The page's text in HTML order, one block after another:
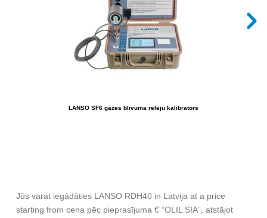
LANSO SF6 gāzes blīvuma releju kalibrators
Jūs varat iegādāties LANSO RDH40 in Latvija at a price
starting from cena pēc pieprasījuma € “OLIL SIA”, atstājot